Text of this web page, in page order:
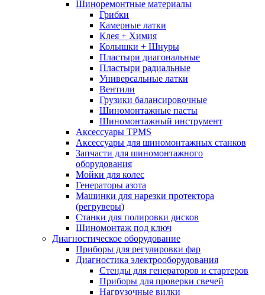
Шиноремонтные материалы
Грибки
Камерные латки
Клея + Химия
Колышки + Шнуры
Пластыри диагональные
Пластыри радиальные
Универсальные латки
Вентили
Грузики балансировочные
Шиномонтажные пасты
Шиномонтажный инструмент
Аксессуары TPMS
Аксессуары для шиномонтажных станков
Запчасти для шиномонтажного
оборудования
Мойки для колес
Генераторы азота
Машинки для нарезки протектора
(регруверы)
Станки для полировки дисков
Шиномонтаж под ключ
Диагностическое оборудование
Приборы для регулировки фар
Диагностика электрооборудования
Стенды для генераторов и стартеров
Приборы для проверки свечей
Нагрузочные вилки